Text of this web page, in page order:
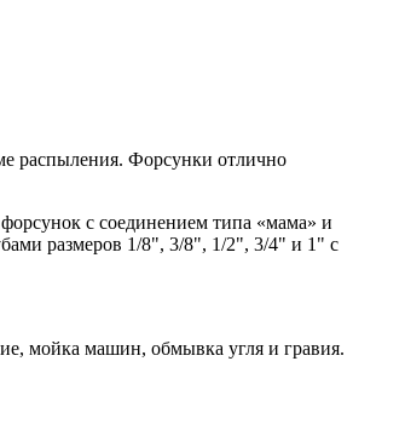
распыления. Форсунки отлично
с соединением типа «мама» и
размеров 1/8", 3/8", 1/2", 3/4" и 1" с
мойка машин, обмывка угля и гравия.